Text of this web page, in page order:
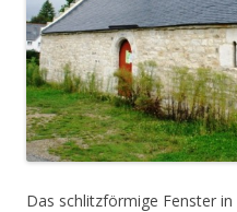
Das schlitzförmige Fenster